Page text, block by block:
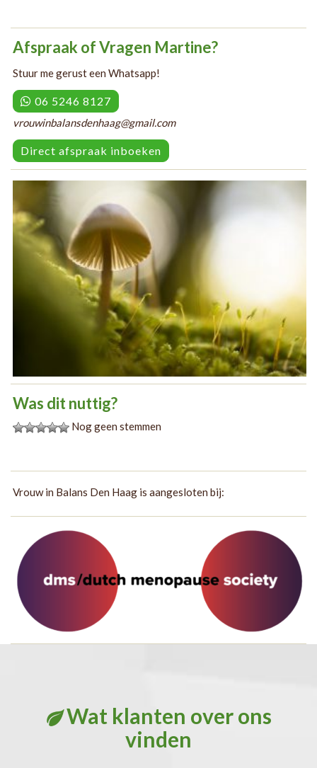
Afspraak of Vragen Martine?
Stuur me gerust een Whatsapp!
06 5246 8127
vrouwinbalansdenhaag@gmail.com
Direct afspraak inboeken
Was dit nuttig?
Nog geen stemmen
Vrouw in Balans Den Haag is aangesloten bij:
Wat klanten over ons
vinden